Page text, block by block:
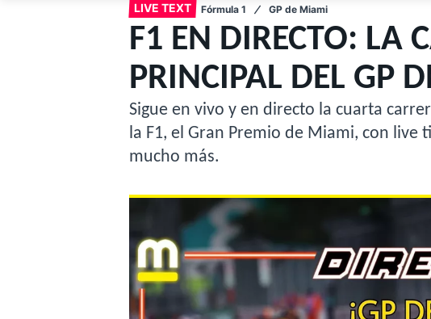
LIVE TEXT Fórmula 1 GP de Miami
F1 EN DIRECTO: LA
PRINCIPAL DEL GP
Sigue en vivo y en directo la cuarta
la F1, el Gran Premio de Miami, con live
mucho más.